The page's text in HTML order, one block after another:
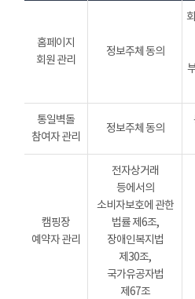
홈페이지
회원 관리
정보주체 동의
통일벽돌
참여자 관리
정보주체 동의
캠핑장
예약자 관리
전자상거래
등에서의
소비자보호에 관한
법률 제6조,
장애인복지법
제30조,
국가유공자법
제67조